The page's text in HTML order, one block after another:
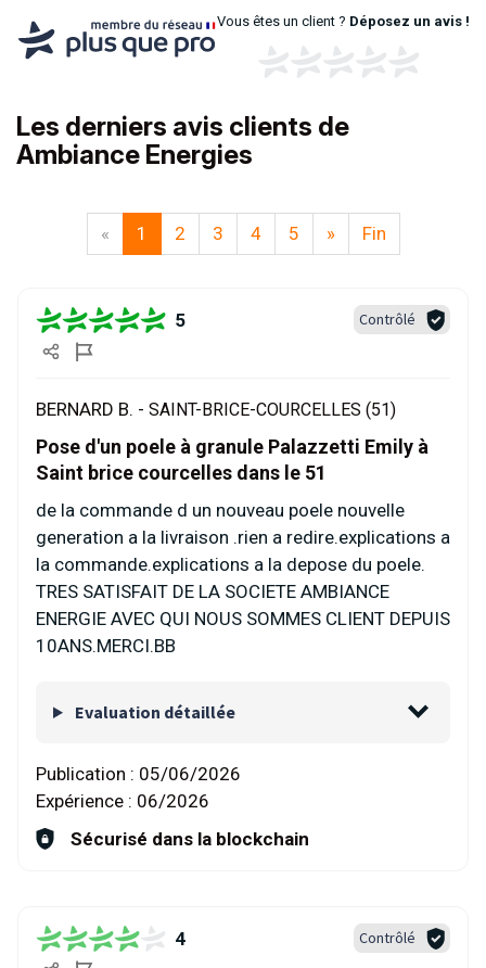
Vous êtes un client ? Déposez un avis !
Les derniers avis clients de
Ambiance Energies
« 1 2 3 4 5 » Fin
5 Contrôlé
BERNARD B. - SAINT-BRICE-COURCELLES (51)
Pose d'un poele à granule Palazzetti Emily à
Saint brice courcelles dans le 51
de la commande d un nouveau poele nouvelle
generation a la livraison .rien a redire.explications a
la commande.explications a la depose du poele.
TRES SATISFAIT DE LA SOCIETE AMBIANCE
ENERGIE AVEC QUI NOUS SOMMES CLIENT DEPUIS
10ANS.MERCI.BB
Evaluation détaillée
Publication : 05/06/2026
Expérience : 06/2026
Sécurisé dans la blockchain
4 Contrôlé